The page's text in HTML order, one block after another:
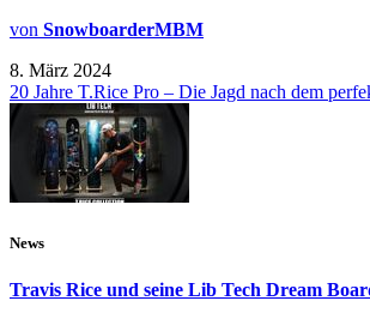
von SnowboarderMBM
8. März 2024
20 Jahre T.Rice Pro – Die Jagd nach dem
News
Travis Rice und seine Lib Tech Dream